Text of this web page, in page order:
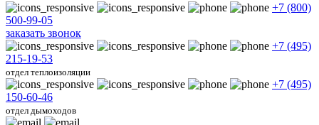
+7 (800)
500-99-05
заказать звонок
+7 (495)
215-19-53
отдел теплоизоляции
+7 (495)
150-60-46
отдел дымоходов